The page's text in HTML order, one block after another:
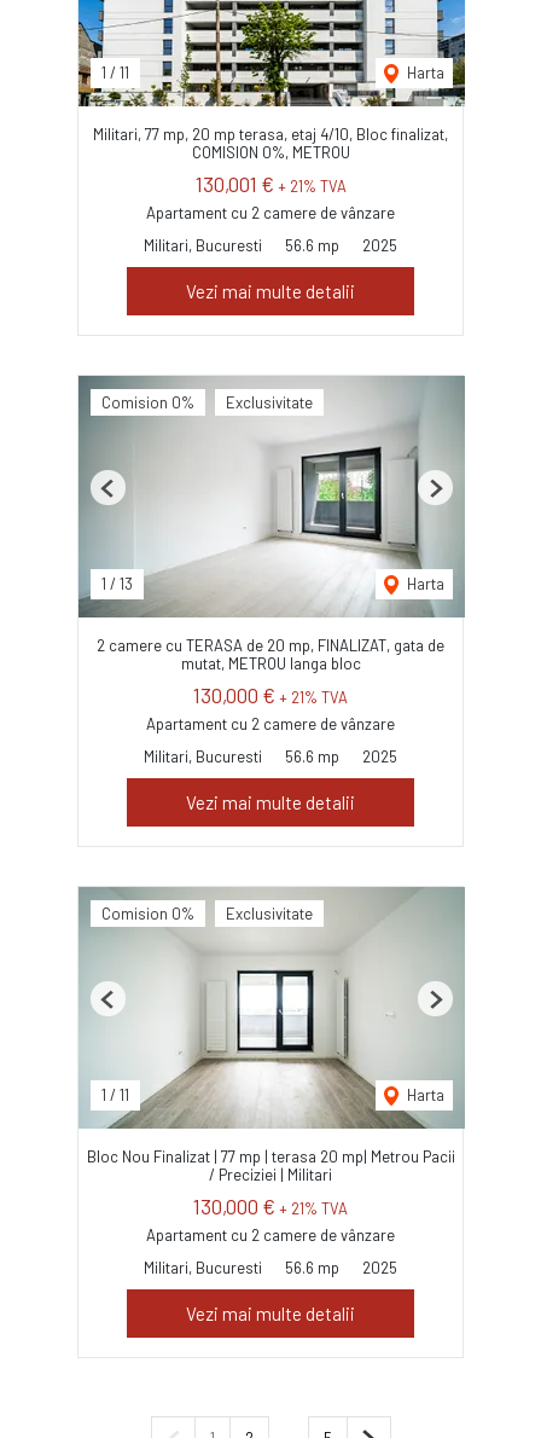
1 / 11 Harta
Militari, 77 mp, 20 mp terasa, etaj 4/10, Bloc finalizat,
COMISION 0%, METROU
130,001 € + 21% TVA
Apartament cu 2 camere de vânzare
Militari, Bucuresti
56.6 mp 2025
Vezi mai multe detalii
Comision 0% Exclusivitate
1 / 13 Harta
Previous Next
2 camere cu TERASA de 20 mp, FINALIZAT, gata de
mutat, METROU langa bloc
130,000 € + 21% TVA
Apartament cu 2 camere de vânzare
Militari, Bucuresti
56.6 mp 2025
Vezi mai multe detalii
Comision 0% Exclusivitate
1 / 11 Harta
Previous Next
Bloc Nou Finalizat | 77 mp | terasa 20 mp| Metrou Pacii
/ Preciziei | Militari
130,000 € + 21% TVA
Apartament cu 2 camere de vânzare
Militari, Bucuresti
56.6 mp 2025
Vezi mai multe detalii